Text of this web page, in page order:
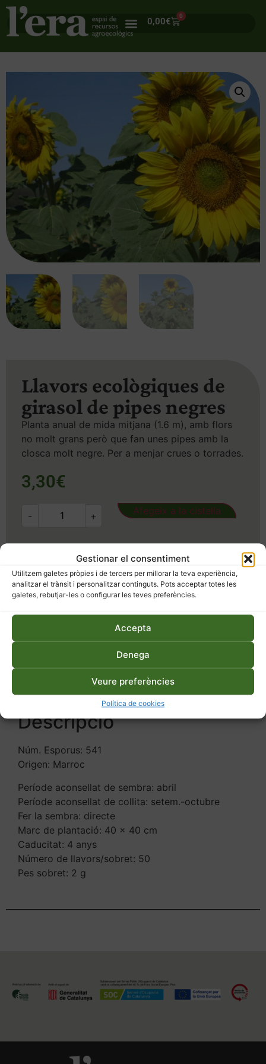
Gestionar el consentiment
Utilitzem galetes pròpies i de tercers per millorar la teva experiència,
analitzar el trànsit i personalitzar continguts. Pots acceptar totes les
galetes, rebutjar-les o configurar les teves preferències.
Accepta
Denega
Veure preferències
Política de cookies
0,00€
0
Llavors ecològiques de
girasol de pipes negres
Planta anual de mida mitjana (1.6 m), amb flors
no molt grans però que fan unes pipes amb la
closca molt negre. Per a menjar crues o torrades.
3,30€
- + Afegeix a la cistella
Categoria Llavors
Etiquetes
cultius extensius ecològic
girasol,llavors,varietat local
Informació addicional
Descripció
Núm. Esporus: 541
Origen: Marroc
Període aconsellat de sembra: abril
Període aconsellat de collita: setem.-octubre
Fer la sembra: directe
Marc de plantació: 40 x 40 cm
Caducitat: 4 anys
Número de llavors/sobret: 50
Pes sobret: 2 g